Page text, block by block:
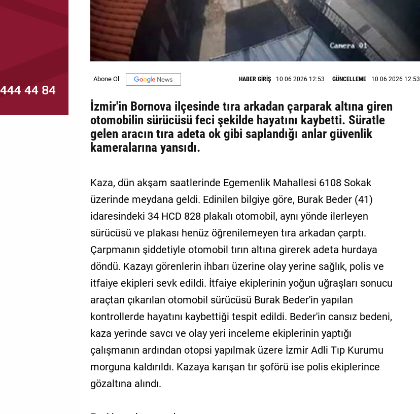
Künye
İletişim
HABER GİRİŞ 10 06 2026 12:53 GÜNCELLEME 10 06 2026 12:53
İzmir'in Bornova ilçesinde tıra arkadan çarparak altına giren
otomobilin sürücüsü feci şekilde hayatını kaybetti. Süratle
gelen aracın tıra adeta ok gibi saplandığı anlar güvenlik
kameralarına yansıdı.
Kaza, dün akşam saatlerinde Egemenlik Mahallesi 6108 Sokak
üzerinde meydana geldi. Edinilen bilgiye göre, Burak Beder (41)
idaresindeki 34 HCD 828 plakalı otomobil, aynı yönde ilerleyen
sürücüsü ve plakası henüz öğrenilemeyen tıra arkadan çarptı.
Çarpmanın şiddetiyle otomobil tırın altına girerek adeta hurdaya
döndü. Kazayı görenlerin ihbarı üzerine olay yerine sağlık, polis ve
itfaiye ekipleri sevk edildi. İtfaiye ekiplerinin yoğun uğraşları sonucu
araçtan çıkarılan otomobil sürücüsü Burak Beder'in yapılan
kontrollerde hayatını kaybettiği tespit edildi. Beder'in cansız bedeni,
kaza yerinde savcı ve olay yeri inceleme ekiplerinin yaptığı
çalışmanın ardından otopsi yapılmak üzere İzmir Adli Tıp Kurumu
morguna kaldırıldı. Kazaya karışan tır şoförü ise polis ekiplerince
gözaltına alındı.